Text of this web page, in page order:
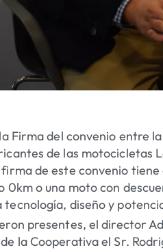
Firma del convenio entre
de las motocicletas
de este convenio
0km o una moto con
diseño y
presentes, el director
la Cooperativa el Sr.